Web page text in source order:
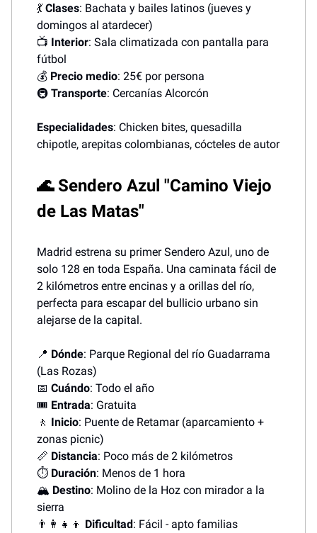
💃 Clases: Bachata y bailes latinos (jueves y
domingos al atardecer)
📺 Interior: Sala climatizada con pantalla para
fútbol
💰 Precio medio: 25€ por persona
🚇 Transporte: Cercanías Alcorcón
Especialidades: Chicken bites, quesadilla
chipotle, arepitas colombianas, cócteles de autor
🌊 Sendero Azul "Camino Viejo
de Las Matas"
Madrid estrena su primer Sendero Azul, uno de
solo 128 en toda España. Una caminata fácil de
2 kilómetros entre encinas y a orillas del río,
perfecta para escapar del bullicio urbano sin
alejarse de la capital.
📍 Dónde: Parque Regional del río Guadarrama
(Las Rozas)
📅 Cuándo: Todo el año
🎟️ Entrada: Gratuita
🚶 Inicio: Puente de Retamar (aparcamiento +
zonas picnic)
📏 Distancia: Poco más de 2 kilómetros
⏱️ Duración: Menos de 1 hora
🏔️ Destino: Molino de la Hoz con mirador a la
sierra
👨‍👩‍👧‍👦 Dificultad: Fácil - apto familias